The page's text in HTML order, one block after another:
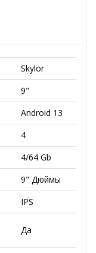
Skylor
9"
Android 13
4
4/64 Gb
9" Дюймы
IPS
Да